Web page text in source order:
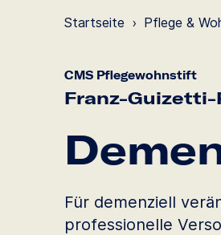
Startseite › Pflege &
CMS Pflegewohnstift
Franz-Guizetti-
Für demenziell
professionelle